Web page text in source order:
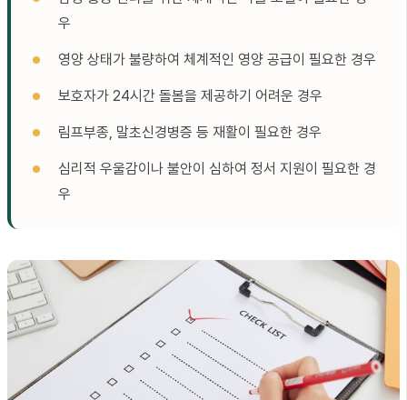
우
영양 상태가 불량하여 체계적인 영양 공급이 필요한 경우
보호자가 24시간 돌봄을 제공하기 어려운 경우
림프부종, 말초신경병증 등 재활이 필요한 경우
심리적 우울감이나 불안이 심하여 정서 지원이 필요한 경
우